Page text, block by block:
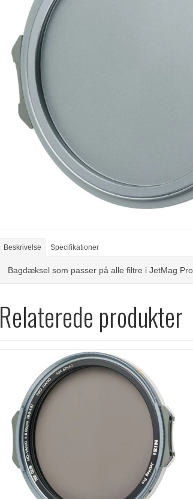
Beskrivelse Specifikationer
Bagdæksel som passer på alle filtre i JetMag
Relaterede produkter